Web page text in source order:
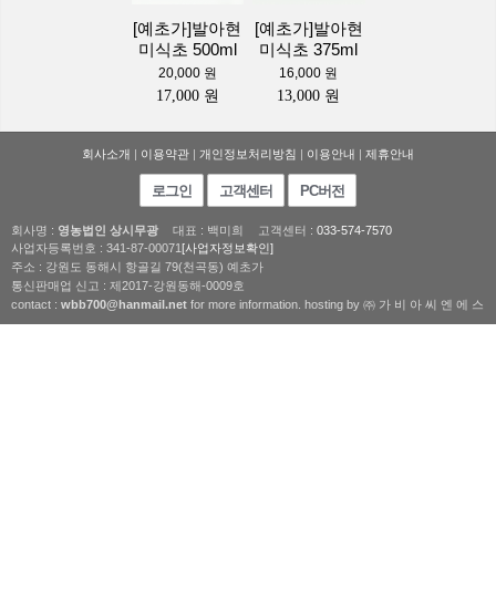
[예초가]발아현
미식초 500ml
20,000 원
17,000 원
[예초가]발아현
미식초 375ml
16,000 원
13,000 원
회사소개 | 이용약관 | 개인정보처리방침 | 이용안내 | 제휴안내
로그인 고객센터 PC버전
회사명 : 영농법인 상시무광 대표 : 백미희 고객센터 : 033-574-7570
사업자등록번호 : 341-87-00071[사업자정보확인]
주소 : 강원도 동해시 항골길 79(천곡동) 예초가
통신판매업 신고 : 제2017-강원동해-0009호
contact : wbb700@hanmail.net for more information. hosting by ㈜ 가 비 아 씨 엔 에 스